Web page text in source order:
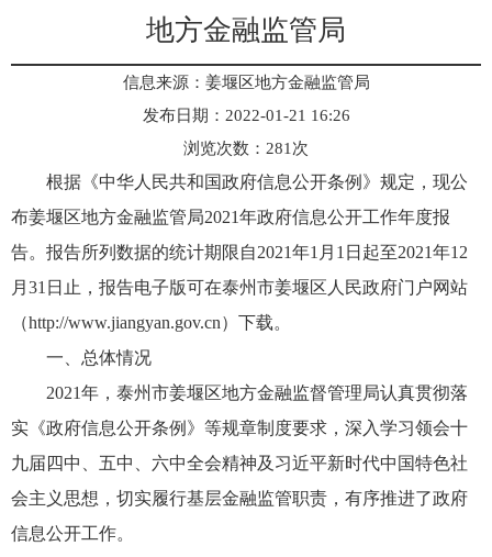
地方金融监管局
信息来源：姜堰区地方金融监管局
发布日期：2022-01-21 16:26
浏览次数： 281 次
根据《中华人民共和国政府信息公开条例》规定，现公
布姜堰区地方金融监管局2021年政府信息公开工作年度报
告。报告所列数据的统计期限自2021年1月1日起至2021年12
月31日止，报告电子版可在泰州市姜堰区人民政府门户网站
（http://www.jiangyan.gov.cn）下载。
一、总体情况
2021年，泰州市姜堰区地方金融监督管理局认真贯彻落
实《政府信息公开条例》等规章制度要求，深入学习领会十
九届四中、五中、六中全会精神及习近平新时代中国特色社
会主义思想，切实履行基层金融监管职责，有序推进了政府
信息公开工作。